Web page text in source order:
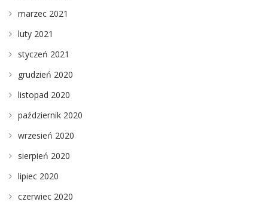
marzec 2021
luty 2021
styczeń 2021
grudzień 2020
listopad 2020
październik 2020
wrzesień 2020
sierpień 2020
lipiec 2020
czerwiec 2020